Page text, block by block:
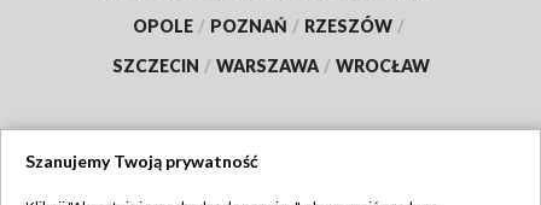
OPOLE / POZNAŃ / RZESZÓW /
SZCZECIN / WARSZAWA / WROCŁAW
Szanujemy Twoją prywatność